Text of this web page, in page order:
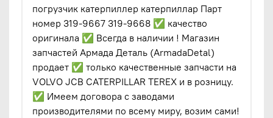
погрузчик катерпиллер катерпиллар Парт
номер 319-9667 319-9668 ✅ качество
оригинала ✅ Всегда в наличии ! Магазин
запчастей Армада Деталь (ArmadaDetal)
продает ✅ только качественные запчасти на
VOLVO JCB CATERPILLAR TEREX и в розницу.
✅ Имеем договора с заводами
производителями по всему миру, возим сами!